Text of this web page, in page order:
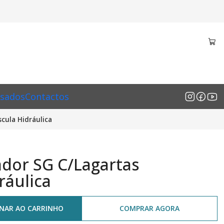
Contactos
Hidráulica
SG C/Lagartas
AO CARRINHO COMPRAR AGORA